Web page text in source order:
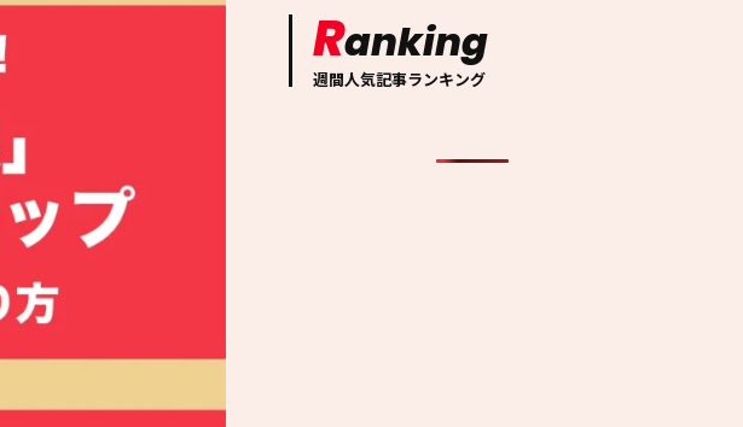
Ranking
週間人気記事ランキング